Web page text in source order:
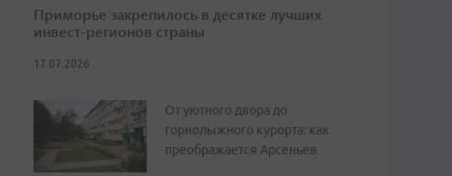
Приморье закрепилось в десятке лучших
инвест-регионов страны
17.07.2026
От уютного двора до
горнолыжного курорта: как
преображается Арсеньев